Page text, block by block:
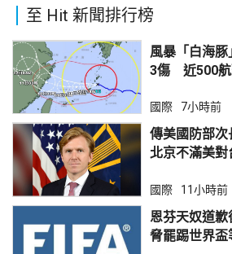
至 Hit 新聞排行榜
風暴「白海
3傷 近500航
國際 7小時前
傳美國防部
北京不滿美對
國際 11小時前
恩芬天奴道
脅罷踢世界盃